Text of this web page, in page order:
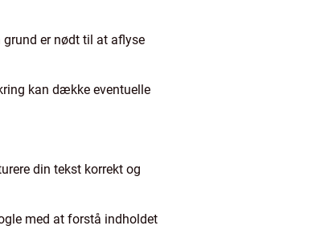
er nødt til at aflyse
kan dække eventuelle
din tekst korrekt og
med at forstå indholdet